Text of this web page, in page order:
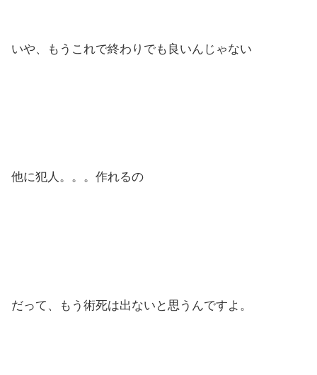
いや、もうこれで終わりでも良いんじゃない
他に犯人。。。作れるの
だって、もう術死は出ないと思うんですよ。